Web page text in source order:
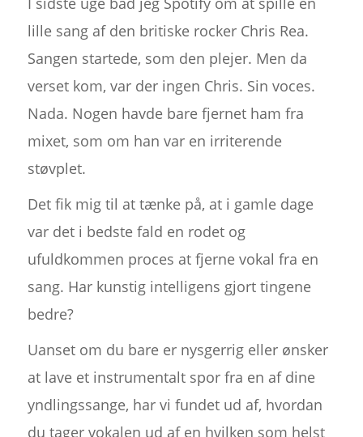
lille sang af den britiske rocker Chris Rea.
Sangen startede, som den plejer. Men da
verset kom, var der ingen Chris. Sin voces.
Nada. Nogen havde bare fjernet ham fra
mixet, som om han var en irriterende
støvplet.
Det fik mig til at tænke på, at i gamle dage
var det i bedste fald en rodet og
ufuldkommen proces at fjerne vokal fra en
sang. Har kunstig intelligens gjort tingene
bedre?
Uanset om du bare er nysgerrig eller ønsker
at lave et instrumentalt spor fra en af dine
yndlingssange, har vi fundet ud af, hvordan
du tager vokalen ud af en hvilken som helst